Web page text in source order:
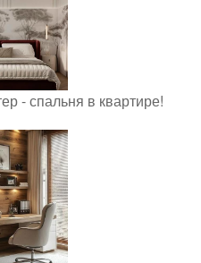
- спальня в квартире!